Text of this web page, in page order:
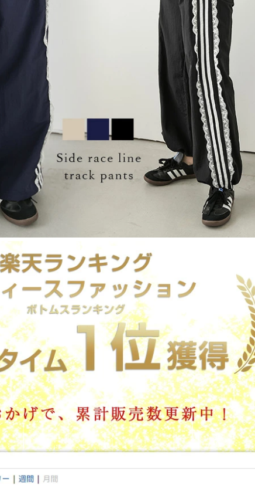
フリー（1）
ブラック カートに入れる
ネイビー カートに入れる
ベージュ カートに入れる
ご注文の前に必ずご確認ください。